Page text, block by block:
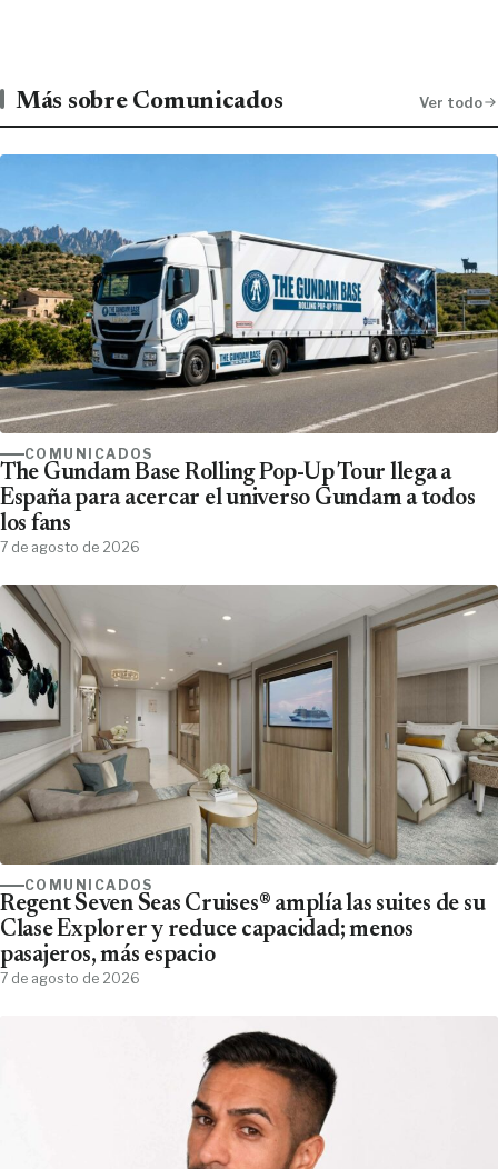
Más sobre Comunicados Ver todo
COMUNICADOS
The Gundam Base Rolling Pop-Up Tour llega a
España para acercar el universo Gundam a todos
los fans
7 de agosto de 2026
COMUNICADOS
Regent Seven Seas Cruises® amplía las suites de su
Clase Explorer y reduce capacidad; menos
pasajeros, más espacio
7 de agosto de 2026